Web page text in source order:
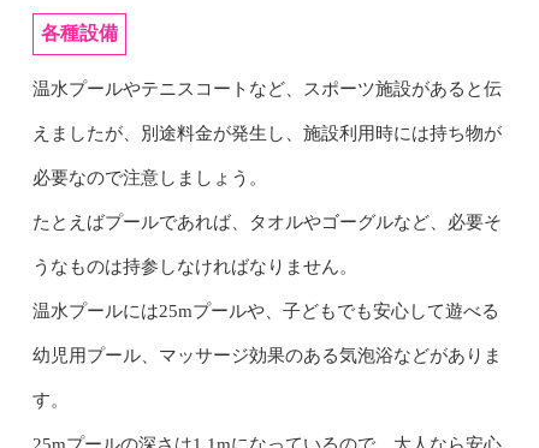
各種設備
温水プールやテニスコートなど、スポーツ施設があると伝
えましたが、別途料金が発生し、施設利用時には持ち物が
必要なので注意しましょう。
たとえばプールであれば、タオルやゴーグルなど、必要そ
うなものは持参しなければなりません。
温水プールには25mプールや、子どもでも安心して遊べる
幼児用プール、マッサージ効果のある気泡浴などがありま
す。